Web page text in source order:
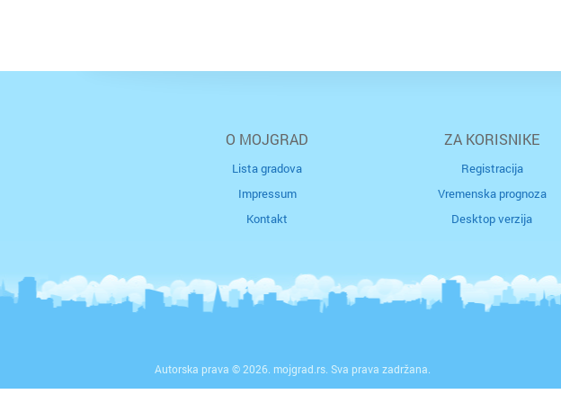
O MOJGRAD
Lista gradova
Impressum
Kontakt
ZA KORISNIKE
Registracija
Vremenska prognoza
Desktop verzija
Autorska prava © 2026. mojgrad.rs. Sva prava zadržana.